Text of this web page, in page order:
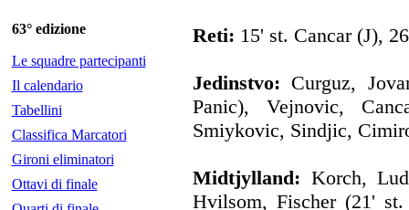
63° edizione
Le squadre partecipanti
Il calendario
Tabellini
Classifica Marcatori
Gironi eliminatori
Ottavi di finale
Reti: 15' st. Cancar (J),
Jedinstvo: Curguz,
Panic), Vejnovic,
Smiykovic, Sindjic,
Midtjylland: Korch,
Hvilsom, Fischer (21' st.